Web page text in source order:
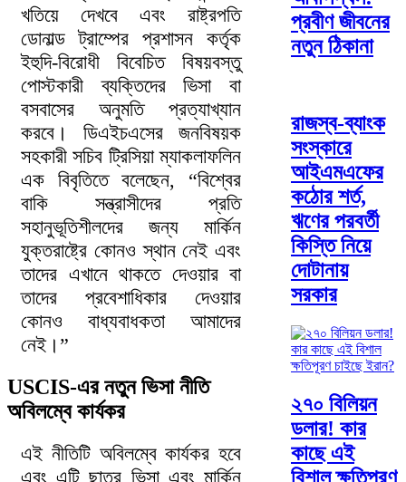
খতিয়ে দেখবে এবং রাষ্ট্রপতি
ডোনাল্ড ট্রাম্পের প্রশাসন কর্তৃক
ইহুদি-বিরোধী বিবেচিত বিষয়বস্তু
পোস্টকারী ব্যক্তিদের ভিসা বা
বসবাসের অনুমতি প্রত্যাখ্যান
করবে। ডিএইচএসের জনবিষয়ক
সহকারী সচিব ট্রিসিয়া ম্যাকলাফলিন
এক বিবৃতিতে বলেছেন, “বিশ্বের
বাকি সন্ত্রাসীদের প্রতি
সহানুভূতিশীলদের জন্য মার্কিন
যুক্তরাষ্ট্রে কোনও স্থান নেই এবং
তাদের এখানে থাকতে দেওয়ার বা
তাদের প্রবেশাধিকার দেওয়ার
কোনও বাধ্যবাধকতা আমাদের
নেই।”
USCIS-এর নতুন ভিসা নীতি
অবিলম্বে কার্যকর
এই নীতিটি অবিলম্বে কার্যকর হবে
এবং এটি ছাত্র ভিসা এবং মার্কিন
প্রবীণ জীবনের
নতুন ঠিকানা
রাজস্ব-ব্যাংক
সংস্কারে
আইএমএফের
কঠোর শর্ত,
ঋণের পরবর্তী
কিস্তি নিয়ে
দোটানায়
সরকার
২৭০ বিলিয়ন
ডলার! কার
কাছে এই
বিশাল ক্ষতিপূরণ